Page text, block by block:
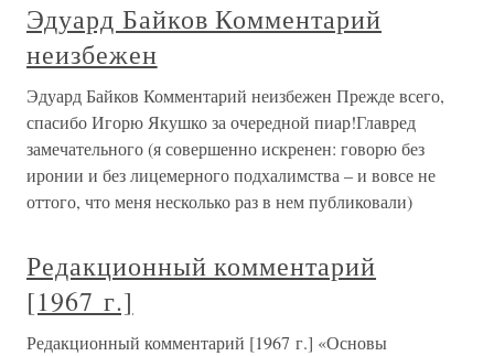
Эдуард Байков Комментарий
неизбежен
Эдуард Байков Комментарий неизбежен Прежде всего,
спасибо Игорю Якушко за очередной пиар!Главред
замечательного (я совершенно искренен: говорю без
иронии и без лицемерного подхалимства – и вовсе не
оттого, что меня несколько раз в нем публиковали)
Редакционный комментарий
[1967 г.]
Редакционный комментарий [1967 г.] «Основы